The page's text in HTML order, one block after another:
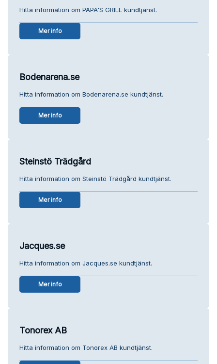
Hitta information om PAPA'S GRILL kundtjänst.
Mer info
Bodenarena.se
Hitta information om Bodenarena.se kundtjänst.
Mer info
Steinstö Trädgård
Hitta information om Steinstö Trädgård kundtjänst.
Mer info
Jacques.se
Hitta information om Jacques.se kundtjänst.
Mer info
Tonorex AB
Hitta information om Tonorex AB kundtjänst.